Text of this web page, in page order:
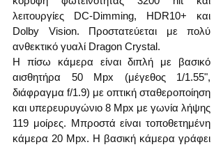
λειτουργίες DC-Dimming, HDR10+ και
Dolby Vision. Προστατεύεται με πολύ
ανθεκτικό γυαλί Dragon Crystal.
Η πίσω κάμερα είναι διπλή με βασικό
αισθητήρα 50 Mpx (μέγεθος 1/1.55",
διάφραγμα f/1.9) με οπτική σταθεροποίηση
και υπερευρυγώνιο 8 Mpx με γωνία λήψης
119 μοίρες. Μπροστά είναι τοποθετημένη
κάμερα 20 Mpx. Η βασική κάμερα γράφει